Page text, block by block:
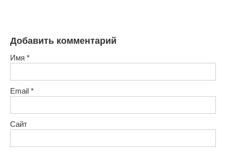
Добавить комментарий
Имя *
Email *
Сайт